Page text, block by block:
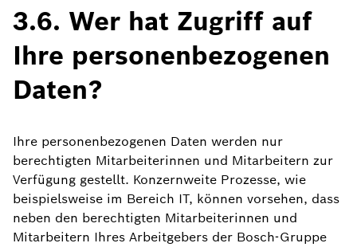
3.6. Wer hat Zugriff auf
Ihre personenbezogenen
Daten?
Ihre personenbezogenen Daten werden nur
berechtigten Mitarbeiterinnen und Mitarbeitern zur
Verfügung gestellt. Konzernweite Prozesse, wie
beispielsweise im Bereich IT, können vorsehen, dass
neben den berechtigten Mitarbeiterinnen und
Mitarbeitern Ihres Arbeitgebers der Bosch-Gruppe